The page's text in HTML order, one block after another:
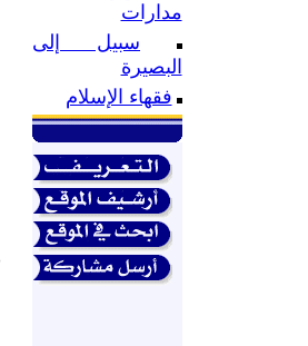
مدارات
سبيل إلى
البصيرة
فقهاء الإسلام